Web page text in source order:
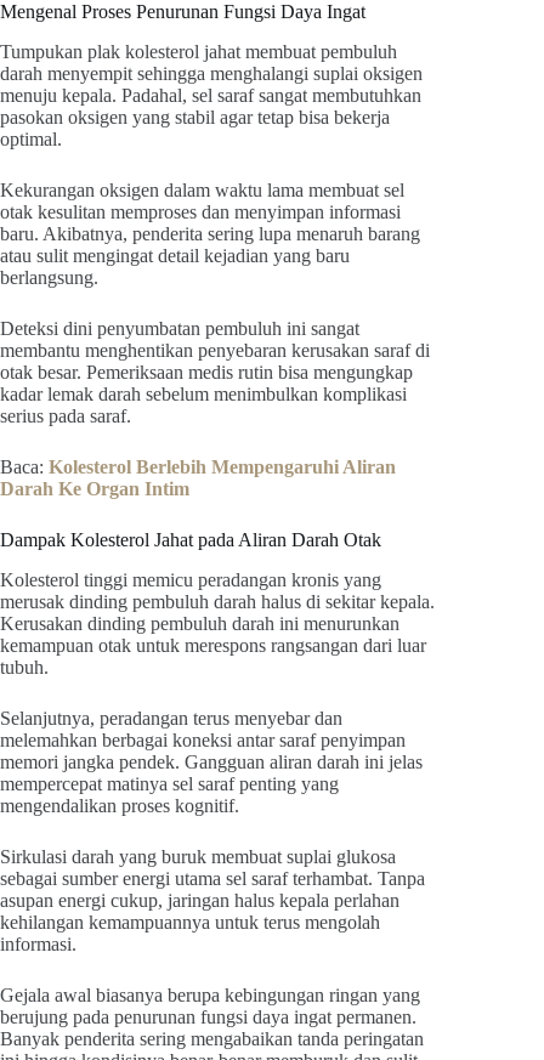
Mengenal Proses Penurunan Fungsi Daya Ingat
Tumpukan plak kolesterol jahat membuat pembuluh
darah menyempit sehingga menghalangi suplai oksigen
menuju kepala. Padahal, sel saraf sangat membutuhkan
pasokan oksigen yang stabil agar tetap bisa bekerja
optimal.
Kekurangan oksigen dalam waktu lama membuat sel
otak kesulitan memproses dan menyimpan informasi
baru. Akibatnya, penderita sering lupa menaruh barang
atau sulit mengingat detail kejadian yang baru
berlangsung.
Deteksi dini penyumbatan pembuluh ini sangat
membantu menghentikan penyebaran kerusakan saraf di
otak besar. Pemeriksaan medis rutin bisa mengungkap
kadar lemak darah sebelum menimbulkan komplikasi
serius pada saraf.
Baca: Kolesterol Berlebih Mempengaruhi Aliran
Darah Ke Organ Intim
Dampak Kolesterol Jahat pada Aliran Darah Otak
Kolesterol tinggi memicu peradangan kronis yang
merusak dinding pembuluh darah halus di sekitar kepala.
Kerusakan dinding pembuluh darah ini menurunkan
kemampuan otak untuk merespons rangsangan dari luar
tubuh.
Selanjutnya, peradangan terus menyebar dan
melemahkan berbagai koneksi antar saraf penyimpan
memori jangka pendek. Gangguan aliran darah ini jelas
mempercepat matinya sel saraf penting yang
mengendalikan proses kognitif.
Sirkulasi darah yang buruk membuat suplai glukosa
sebagai sumber energi utama sel saraf terhambat. Tanpa
asupan energi cukup, jaringan halus kepala perlahan
kehilangan kemampuannya untuk terus mengolah
informasi.
Gejala awal biasanya berupa kebingungan ringan yang
berujung pada penurunan fungsi daya ingat permanen.
Banyak penderita sering mengabaikan tanda peringatan